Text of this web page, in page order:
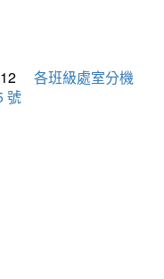
各班級處室分機
號